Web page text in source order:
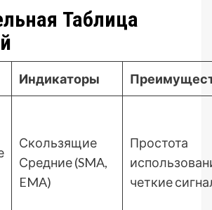
Таблица
Индикаторы
Скользящие
Средние (SMA,
EMA)
Простота
четкие